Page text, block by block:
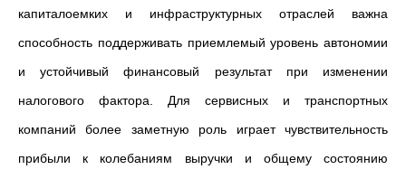
капиталоемких и инфраструктурных отраслей важна
способность поддерживать приемлемый уровень автономии
и устойчивый финансовый результат при изменении
налогового фактора. Для сервисных и транспортных
компаний более заметную роль играет чувствительность
прибыли к колебаниям выручки и общему состоянию